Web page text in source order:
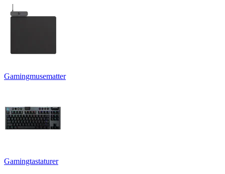
Gamingmusematter
Gamingtastaturer